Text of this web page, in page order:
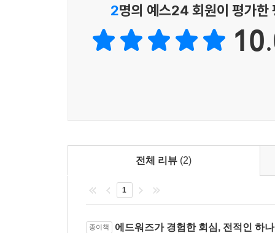
2명의 예스24 회원이 평가한
전체 리뷰 (2)
1
종이책 에드워즈가 경험한 회심, 전적인 하